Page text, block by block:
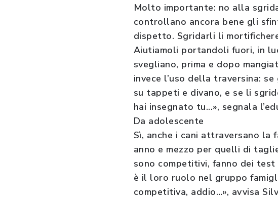
Molto importante: no alla
controllano ancora bene gli
dispetto. Sgridarli li
Aiutiamoli portandoli fuori, in
svegliano, prima e dopo
invece l’uso della traversina:
su tappeti e divano, e se li
hai insegnato tu...», segnala
Da adolescente
Sì, anche i cani attraversano la
anno e mezzo per quelli di
sono competitivi, fanno dei
è il loro ruolo nel gruppo
competitiva, addio…», avvisa